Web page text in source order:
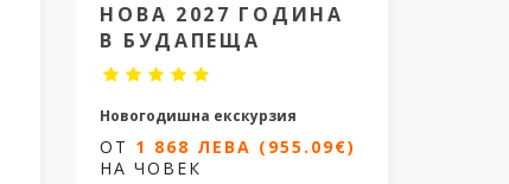
НОВА 2027 ГОДИНА
В БУДАПЕЩА
Новогодишна екскурзия
4 нощувки/ 5 дни
ОТ 1 868 ЛЕВА (955.09€)
НА ЧОВЕК